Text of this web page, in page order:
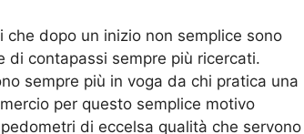
dopo un inizio non semplice sono
di contapassi sempre più ricercati.
sempre più in voga da chi pratica una
per questo semplice motivo
di eccelsa qualità che servono